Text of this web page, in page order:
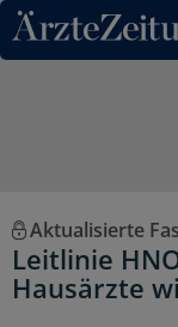
Direkt zum
Aktualisierte
Leitlinie
Hausärzte